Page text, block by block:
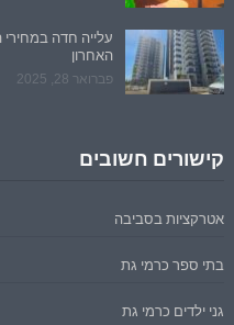
האחרון
פברואר 28, 2025
קישורים חשובים
אטרקציות בסביבה
בתי ספר כרמי גת
גני ילדים כרמי גת